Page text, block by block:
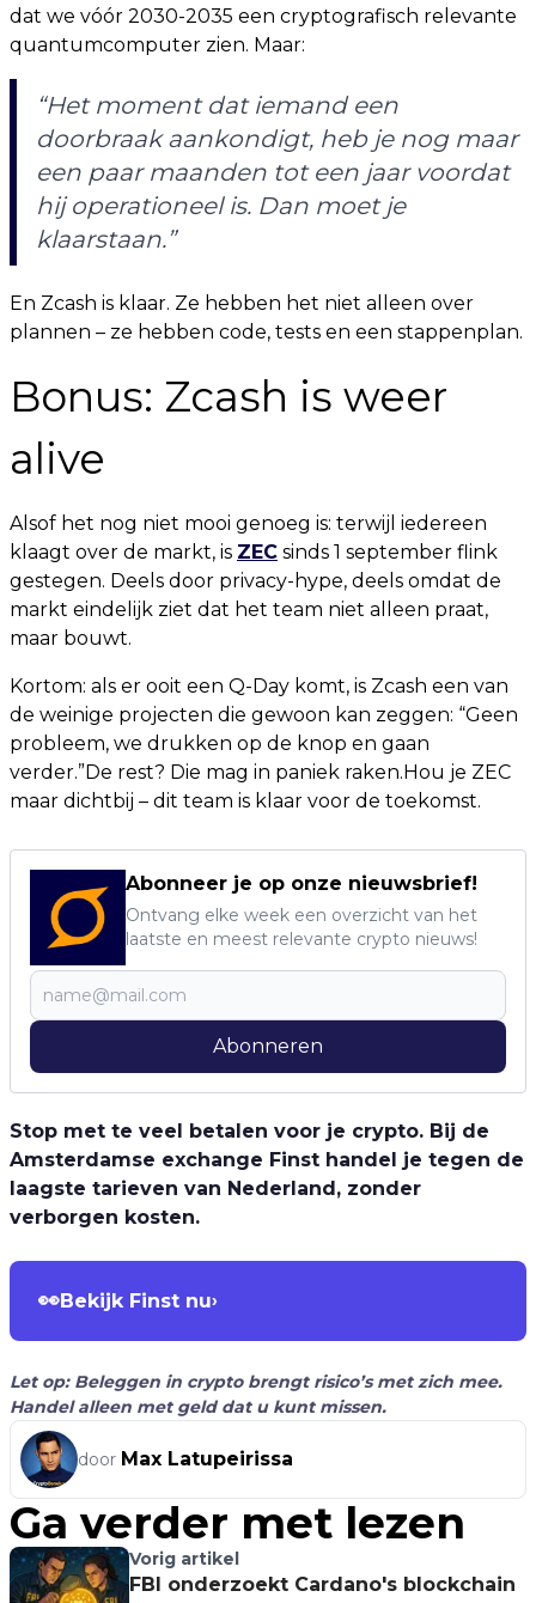
dat we vóór 2030-2035 een cryptografisch relevante
quantumcomputer zien. Maar:
“Het moment dat iemand een
doorbraak aankondigt, heb je nog maar
een paar maanden tot een jaar voordat
hij operationeel is. Dan moet je
klaarstaan.”
En Zcash is klaar. Ze hebben het niet alleen over
plannen – ze hebben code, tests en een stappenplan.
Bonus: Zcash is weer
alive
Alsof het nog niet mooi genoeg is: terwijl iedereen
klaagt over de markt, is ZEC sinds 1 september flink
gestegen. Deels door privacy-hype, deels omdat de
markt eindelijk ziet dat het team niet alleen praat,
maar bouwt.
Kortom: als er ooit een Q-Day komt, is Zcash een van
de weinige projecten die gewoon kan zeggen: “Geen
probleem, we drukken op de knop en gaan
verder.”De rest? Die mag in paniek raken.Hou je ZEC
maar dichtbij – dit team is klaar voor de toekomst.
Abonneer je op onze nieuwsbrief!
Ontvang elke week een overzicht van het
laatste en meest relevante crypto nieuws!
Abonneren
Stop met te veel betalen voor je crypto. Bij de
Amsterdamse exchange Finst handel je tegen de
laagste tarieven van Nederland, zonder
verborgen kosten.
👀Bekijk Finst nu›
Let op: Beleggen in crypto brengt risico’s met zich mee.
Handel alleen met geld dat u kunt missen.
door Max Latupeirissa
Ga verder met lezen
Vorig artikel
FBI onderzoekt Cardano's blockchain